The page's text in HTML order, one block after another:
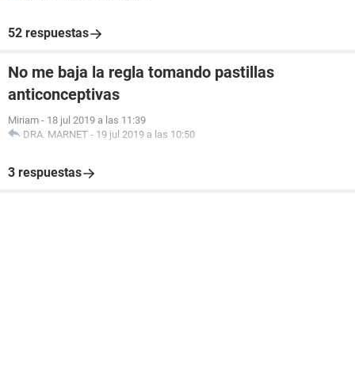
52 respuestas
No me baja la regla tomando pastillas
anticonceptivas
Miriam - 18 jul 2019 a las 11:39
DRA. MARNET - 19 jul 2019 a las 10:50
3 respuestas